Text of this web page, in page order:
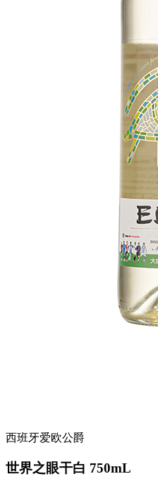
西班牙爱欧公爵
世界之眼干白 750mL